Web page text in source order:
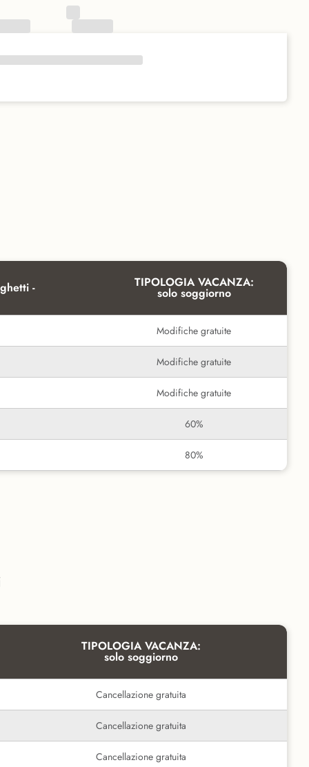
- TIPOLOGIA VACANZA:
solo soggiorno
Modifiche gratuite
Modifiche gratuite
Modifiche gratuite
60%
80%
TIPOLOGIA VACANZA:
solo soggiorno
Cancellazione gratuita
Cancellazione gratuita
Cancellazione gratuita